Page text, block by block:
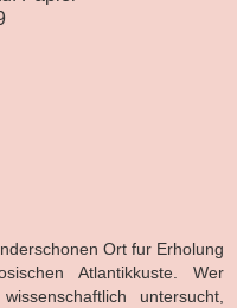
Ort fur Erholung
Atlantikkuste. Wer
untersucht,